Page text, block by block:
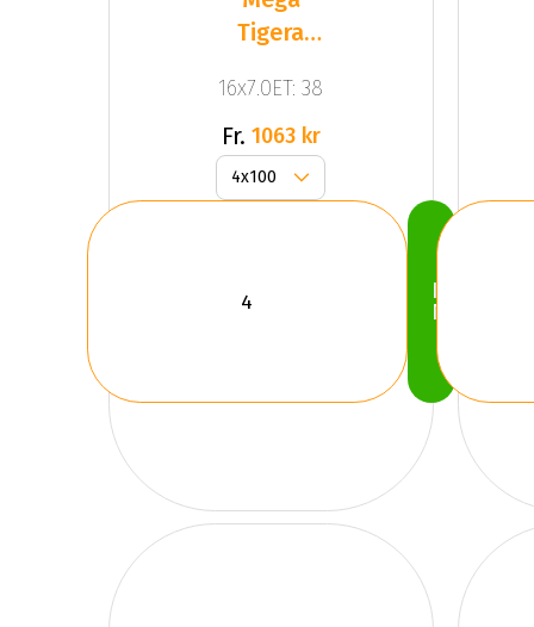
Tigera
Anthracite
Gr
16x7.0ET: 38
Fr. 1063 kr
Köp
Nu